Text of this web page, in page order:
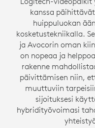
kanssa
huippuluokan
kosketustekniikalla.
ja Avocorin oman
on nopeaa ja
rakenne
päivittämisen niin,
muuttuviin
sijoituksesi
hybridityövoimasi